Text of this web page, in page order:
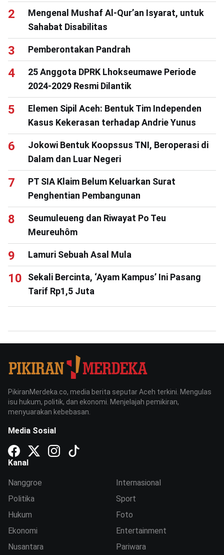
Mengenal Mushaf Al-Qur’an Isyarat, untuk
Sahabat Disabilitas
Pemberontakan Pandrah
25 Anggota DPRK Lhokseumawe Periode
2024-2029 Resmi Dilantik
Elemen Sipil Aceh: Bentuk Tim Independen
Kasus Kekerasan terhadap Andrie Yunus
Jokowi Bentuk Koopssus TNI, Beroperasi di
Dalam dan Luar Negeri
PT SIA Klaim Belum Keluarkan Surat
Penghentian Pembangunan
Seumuleueng dan Riwayat Po Teu
Meureuhôm
Lamuri Sebuah Asal Mula
Sekali Bercinta, ‘Ayam Kampus’ Ini Pasang
Tarif Rp1,5 Juta
PikiranMerdeka.co, media berita seputar Aceh terkini. Mengulas
isu hukum, politik, dan ekonomi. Menjelajah pemikiran,
menyuarakan kebebasan.
Media Sosial
Kanal
Nanggroe
Politika
Hukum
Ekonomi
Nusantara
Internasional
Sport
Foto
Entertainment
Pariwara